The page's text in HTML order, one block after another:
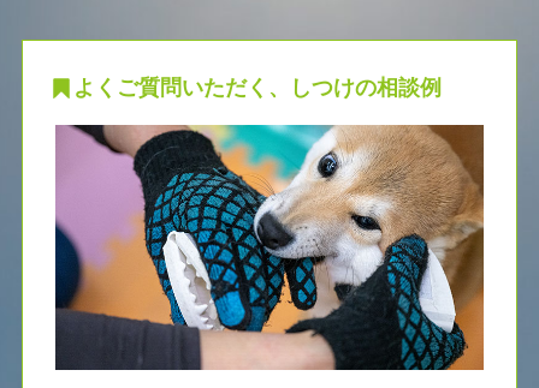
よくご質問いただく、しつけの相談例